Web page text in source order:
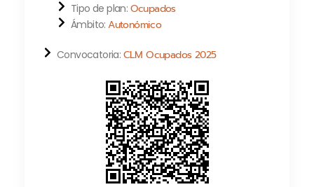
Tipo de plan: Ocupados
Ámbito:Autonómico
Convocatoria: CLM Ocupados 2025